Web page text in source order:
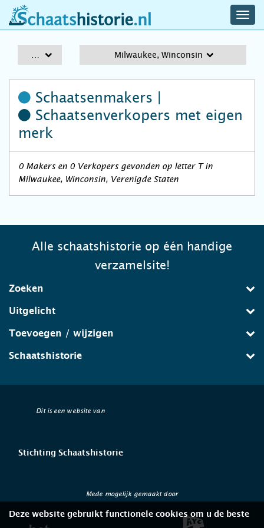
schaatshistorie.nl
Milwaukee, Winconsin
Schaatsenmakers |
Schaatsenverkopers met eigen
merk
0 Makers en 0 Verkopers gevonden op letter T in
Milwaukee, Winconsin, Verenigde Staten
Alle schaatshistorie op één handige
verzamelsite!
Zoeken
Uitgelicht
Toevoegen / wijzigen
Schaatshistorie
Dit is een website van
Stichting Schaatshistorie
Mede mogelijk gemaakt door
Deze website gebruikt functionele cookies om u de beste